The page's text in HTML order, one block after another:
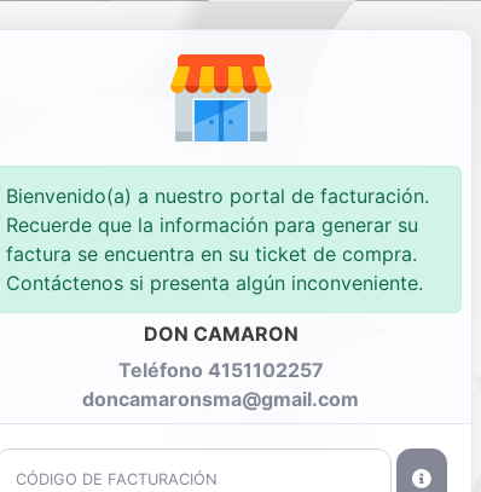
Bienvenido(a) a nuestro portal de facturación.
Recuerde que la información para generar su
factura se encuentra en su ticket de compra.
Contáctenos si presenta algún inconveniente.
DON CAMARON
Teléfono 4151102257
doncamaronsma@gmail.com